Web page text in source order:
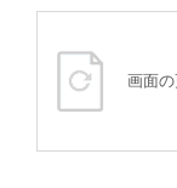
画面